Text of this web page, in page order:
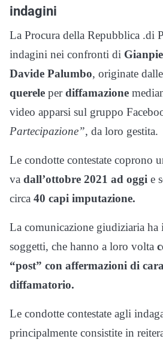
indagini
La Procura della Repubblica .di
indagini nei confronti di
Davide Palumbo, originate
querele perdiffamazione
video apparsi sul gruppo
Partecipazione”, da loro gestita.
Le condotte contestate coprono
va dall’ottobre 2021 ad oggi e
circa 40 capi imputazione.
La comunicazione giudiziaria ha
soggetti, che hanno a loro volta
“post” con affermazioni di
diffamatorio.
Le condotte contestate agli
principalmente consistite in